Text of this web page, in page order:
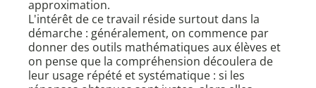
approximation.
L'intérêt de ce travail réside surtout dans la
démarche : généralement, on commence par
donner des outils mathématiques aux élèves et
on pense que la compréhension découlera de
leur usage répété et systématique : si les